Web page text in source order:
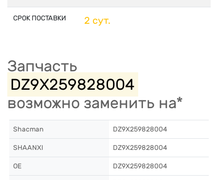
СРОК ПОСТАВКИ 2 сут.
Запчасть
DZ9X259828004
возможно заменить на*
Shacman DZ9X259828004
SHAANXI DZ9X259828004
OE DZ9X259828004